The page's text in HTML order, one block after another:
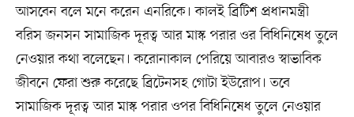
আসবেন বলে মনে করেন এনরিকে। কালই ব্রিটিশ প্রধানমন্ত্রী
বরিস জনসন সামাজিক দূরত্ব আর মাস্ক পরার ওর বিধিনিষেধ তুলে
নেওয়ার কথা বলেছেন। করোনাকাল পেরিয়ে আবারও স্বাভাবিক
জীবনে ফেরা শুরু করেছে ব্রিটেনসহ গোটা ইউরোপ। তবে
সামাজিক দূরত্ব আর মাস্ক পরার ওপর বিধিনিষেধ তুলে নেওয়ার